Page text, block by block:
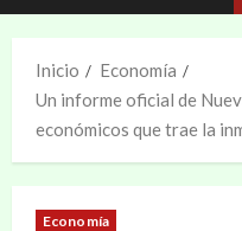
Inicio
Economía
Un informe oficial de
económicos que trae la
Economía